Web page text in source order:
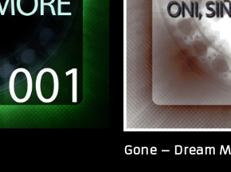
Gone – Dream